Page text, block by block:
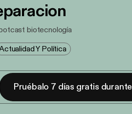
biotecnología
Y Política
Pruébalo 7 días gratis durante